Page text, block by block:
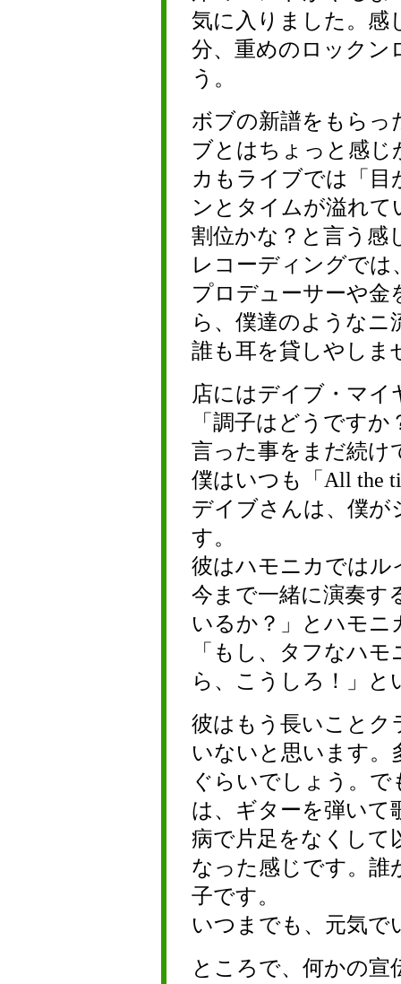
気に入りました。感
分、重めのロックン
う。
ボブの新譜をもらっ
ブとはちょっと感
カもライブでは「
ンとタイムが溢れて
割位かな？と言う感
レコーディングでは
プロデューサーや金
ら、僕達のような
誰も耳を貸しやしま
店にはデイブ・マ
「調子はどうです
言った事をまだ続け
僕はいつも「All the
デイブさんは、僕が
す。
彼はハモニカではル
今まで一緒に演奏す
いるか？」とハモニ
「もし、タフなハ
ら、こうしろ！」と
彼はもう長いことク
いないと思います。
ぐらいでしょう。
は、ギターを弾いて
病で片足をなくして
なった感じです。誰
子です。
いつまでも、元気
ところで、何かの